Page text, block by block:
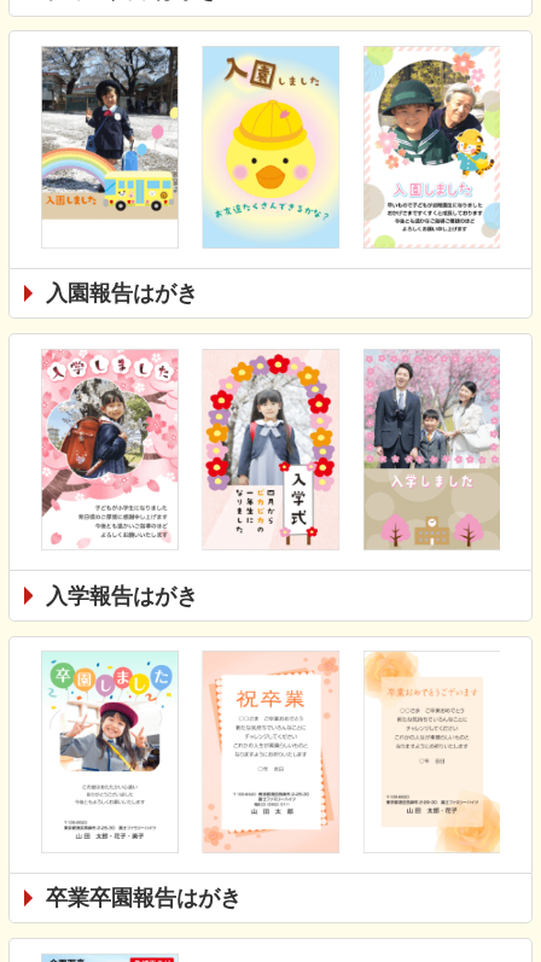
入園報告はがき
入学報告はがき
卒業卒園報告はがき